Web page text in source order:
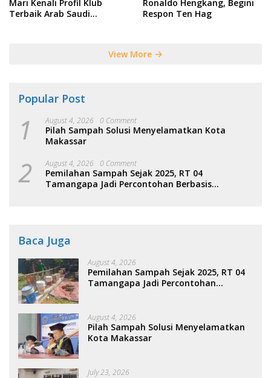
Mari Kenali Profil Klub
Terbaik Arab Saudi
Ronaldo Hengkang, Begini
Respon Ten Hag
View More
Popular Post
1 August 4, 2026 0 Comment
Pilah Sampah Solusi Menyelamatkan Kota
Makassar
2 August 4, 2026 0 Comment
Pemilahan Sampah Sejak 2025, RT 04
Tamangapa Jadi Percontohan Berbasis
Baca Juga
August 4, 2026
Pemilahan Sampah Sejak 2025, RT 04
Tamangapa Jadi Percontohan
August 4, 2026
Pilah Sampah Solusi Menyelamatkan
Kota Makassar
July 23, 2026